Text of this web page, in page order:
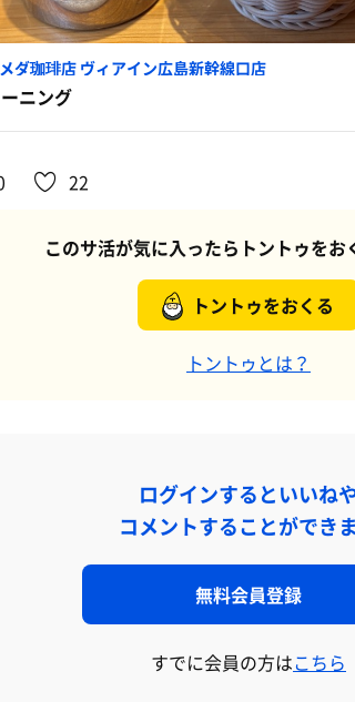
ダ珈琲店 ヴィアイン広島新幹線口店
ニング
22
このサ活が気に入ったらトントゥをお
トントゥをおくる
トントゥとは？
ログインするといいね
コメントすることができ
無料会員登録
すでに会員の方はこちら